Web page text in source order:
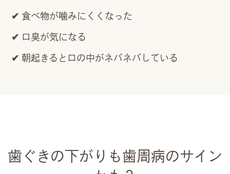
食べ物が噛みにくくなった
口臭が気になる
朝起きると口の中がネバネバしている
歯ぐきの下がりも歯周病のサイン